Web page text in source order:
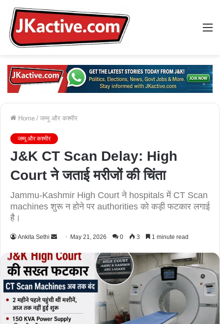
Home / जम्मू और कश्मीर
जम्मू और कश्मीर
J&K CT Scan Delay: High
Court ने जताई मरीजों की चिंता
Jammu-Kashmir High Court ने hospitals में CT Scan
machines शुरू न होने पर authorities को कड़ी फटकार लगाई
है।
Ankita Sethi
n
d
a
n
e
m
May 21, 2026 0 3 1 minute read